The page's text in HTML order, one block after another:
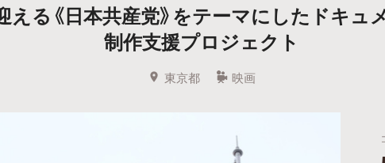
人気のプロジェクト 新着プロジェクト 終了間近のプロジェ
Feature
える《日本共産党》をテーマにしたドキュ
制作支援プロジェクト
東京都 映画